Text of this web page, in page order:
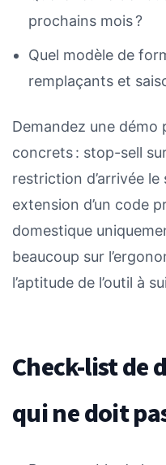
prochains mois ?
Quel modèle de
remplaçants et
Demandez une démo
concrets : stop-sell
restriction d’arrivée le
extension d’un code
domestique
beaucoup sur
l’aptitude de l’outil à
Check-list de
qui ne doit